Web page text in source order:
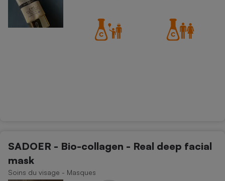
SADOER - Bio-collagen - Real deep facial
mask
Soins du visage - Masques